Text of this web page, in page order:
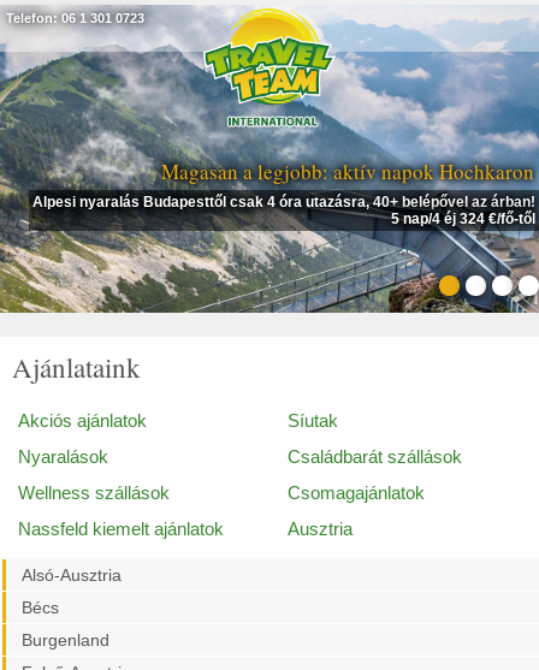
Magasan a legjobb: aktív napok Hochkaron
Alpesi nyaralás Budapesttől csak 4 óra utazásra, 40+ belépővel az árban!
5 nap/4 éj 324 €/fő-től
Telefon: 06 1 301 0723
Ajánlataink
Akciós ajánlatok
Síutak
Nyaralások
Családbarát szállások
Wellness szállások
Csomagajánlatok
Nassfeld kiemelt ajánlatok
Ausztria
Alsó-Ausztria
Bécs
Burgenland